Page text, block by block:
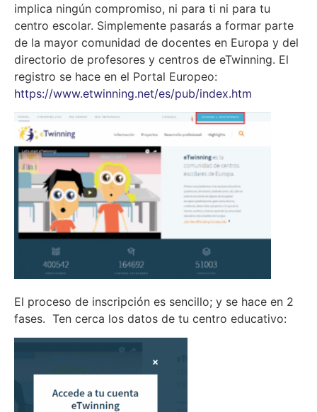
implica ningún compromiso, ni para ti ni para tu
centro escolar. Simplemente pasarás a formar parte
de la mayor comunidad de docentes en Europa y del
directorio de profesores y centros de eTwinning. El
registro se hace en el Portal Europeo:
https://www.etwinning.net/es/pub/index.htm
El proceso de inscripción es sencillo; y se hace en 2
fases. Ten cerca los datos de tu centro educativo: